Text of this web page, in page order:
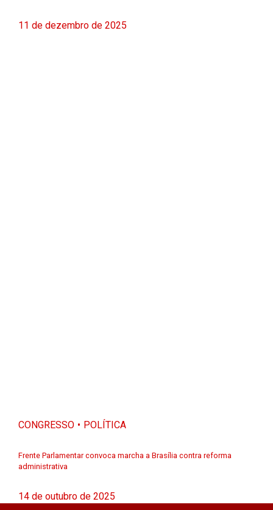
11 de dezembro de 2025
CONGRESSO POLÍTICA
Frente Parlamentar convoca marcha a Brasília contra reforma
administrativa
14 de outubro de 2025